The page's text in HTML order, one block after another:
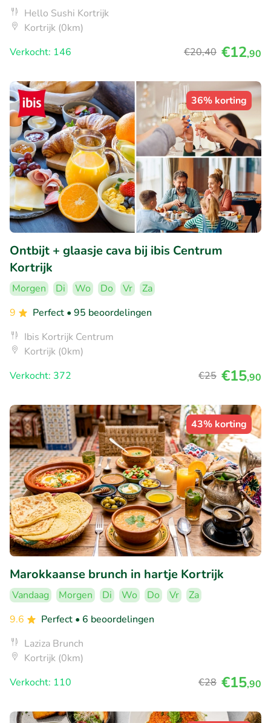
Hello Sushi Kortrijk
Kortrijk (0km)
Verkocht: 146
€20,40 €12,90
36% korting
Ontbijt + glaasje cava bij ibis Centrum
Kortrijk
Morgen Di Wo Do Vr
Za
9
Perfect • 95 beoordelingen
Ibis Kortrijk Centrum
Kortrijk (0km)
Verkocht: 372
€25 €15,90
43% korting
Marokkaanse brunch in hartje Kortrijk
Vandaag Morgen Di Wo Do Vr
Za
9.6
Perfect • 6 beoordelingen
Laziza Brunch
Kortrijk (0km)
Verkocht: 110
€28 €15,90